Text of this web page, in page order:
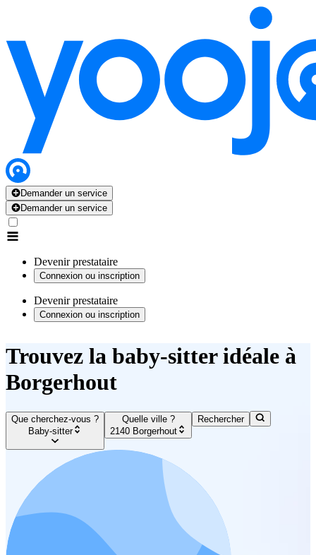
Demander un service
Demander un service
Devenir prestataire
Connexion ou inscription
Devenir prestataire
Connexion ou inscription
Trouvez la baby-sitter idéale à
Borgerhout
Que cherchez-vous ?
Baby-sitter
Quelle ville ?
2140 Borgerhout
Rechercher